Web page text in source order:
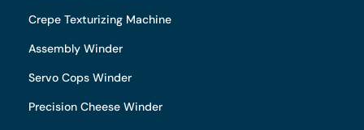
Crepe Texturizing Machine
Assembly Winder
Servo Cops Winder
Precision Cheese Winder